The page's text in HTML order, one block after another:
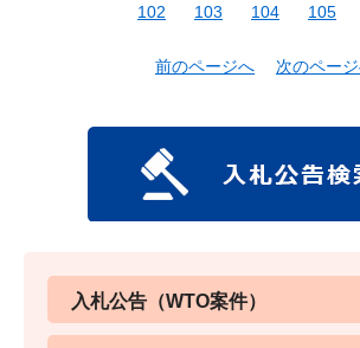
102
103 104 105
前のページへ 次のペー
入札公告（WTO案件）